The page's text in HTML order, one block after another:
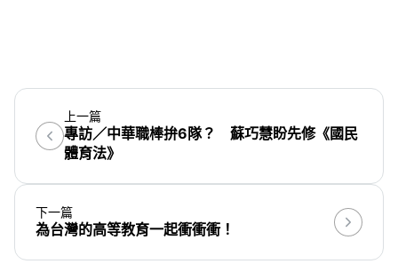
上一篇
專訪／中華職棒拚6隊？ 蘇巧慧盼先修《國民
體育法》
下一篇
為台灣的高等教育一起衝衝衝！